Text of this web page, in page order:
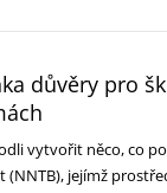
důvěry pro
vytvořit něco, co
(NNTB), jejímž